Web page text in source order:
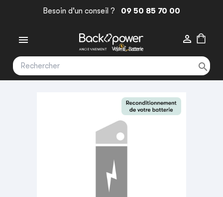
Besoin d'un conseil ? 09 50 85 70 00
 
